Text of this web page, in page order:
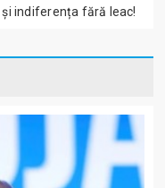
și indiferența fără leac!